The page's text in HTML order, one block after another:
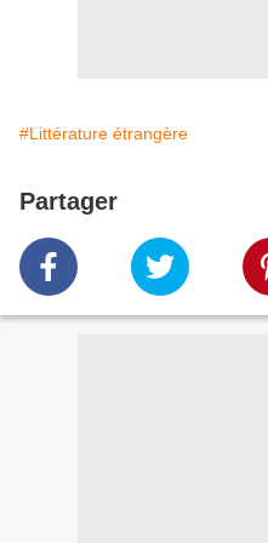
#Littérature étrangère
Partager